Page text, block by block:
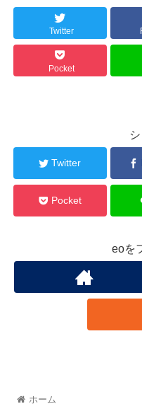
Twitter
Pocket
Twitter
Pocket
eoを
ホーム